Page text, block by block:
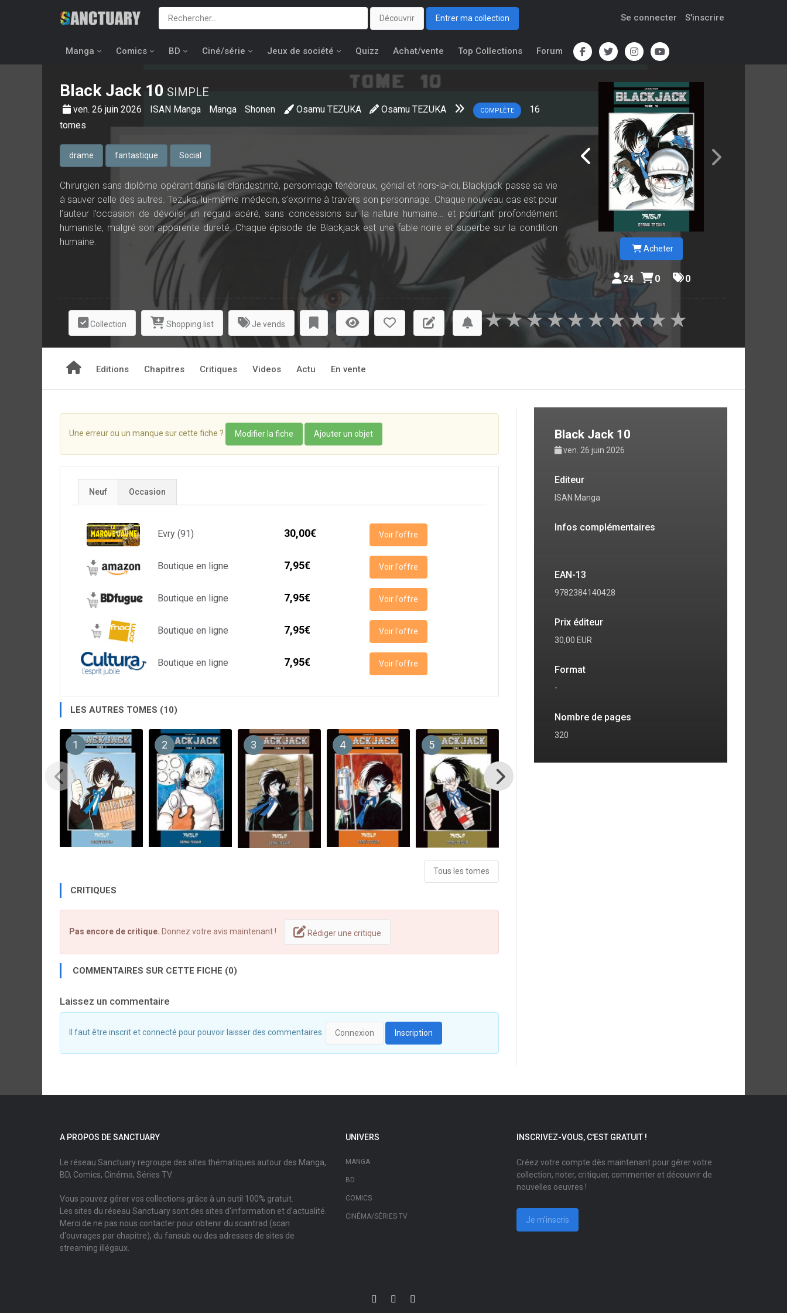
Découvrir Entrer ma collection Se connecter S'inscrire
Manga Comics BD Ciné/série Jeux de société Quizz Achat/vente Top Collections Forum
Black Jack10 SIMPLE
ven. 26 juin 2026 ISAN Manga Manga Shonen Osamu TEZUKA Osamu TEZUKA COMPLÈTE
16
tomes
drame fantastique Social
Chirurgien sans diplôme opérant dans la clandestinité, personnage ténébreux, génial et hors-la-loi, Blackjack passe sa vie
à sauver celle des autres. Tezuka, lui-même médecin, s’exprime à travers son personnage. Chaque nouveau cas est pour
l’auteur l’occasion de dévoiler un regard acéré, sans concessions sur la nature humaine… et pourtant profondément
humaniste, malgré son apparente dureté. Chaque épisode de Blackjack est une fable noire et superbe sur la condition
humaine.
Acheter
24 0 0
Collection Shopping list Je vends ★
★
★
★
★
★
★
★
★
★
Editions Chapitres Critiques Videos Actu En vente
Une erreur ou un manque sur cette fiche ? Modifier la fiche Ajouter un objet
Neuf Occasion
Evry (91) 30,00€ Voir l'offre
Boutique en ligne 7,95€ Voir l'offre
Boutique en ligne 7,95€ Voir l'offre
Boutique en ligne 7,95€ Voir l'offre
Boutique en ligne 7,95€ Voir l'offre
LES AUTRES TOMES (10)
1 2 3 4 5
Tous les tomes
CRITIQUES
Pas encore de critique. Donnez votre avis maintenant ! Rédiger une critique
COMMENTAIRES SUR CETTE FICHE (0)
Laissez un commentaire
Il faut être inscrit et connecté pour pouvoir laisser des commentaires. Connexion Inscription
Black Jack 10
ven. 26 juin 2026
Editeur
ISAN Manga
Infos complémentaires
EAN-13
9782384140428
Prix éditeur
30,00 EUR
Format
-
Nombre de pages
320
A PROPOS DE SANCTUARY
Le réseau Sanctuary regroupe des sites thématiques autour des Manga,
BD, Comics, Cinéma, Séries TV.
Vous pouvez gérer vos collections grâce à un outil 100% gratuit.
Les sites du réseau Sanctuary sont des sites d'information et d'actualité.
Merci de ne pas nous contacter pour obtenir du scantrad (scan
d'ouvrages par chapitre), du fansub ou des adresses de sites de
streaming illégaux.
UNIVERS
MANGA
BD
COMICS
CINÉMA/SÉRIES TV
INSCRIVEZ-VOUS, C'EST GRATUIT !
Créez votre compte dès maintenant pour gérer votre
collection, noter, critiquer, commenter et découvrir de
nouvelles oeuvres !
Je m'inscris